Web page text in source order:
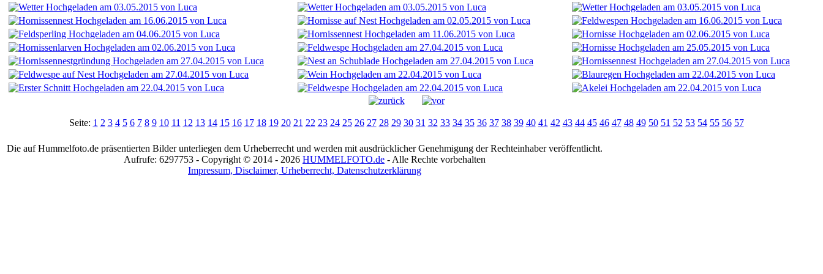
Seite: 1 2 3 4 5 6 7 8 9 10 11 12 13 14 15 16 17 18 19 20 21 22 23 24 25 26 27 28 29 30 31 32 33 34 35 36 37 38 39 40 41 42 43 44 45 46 47 48 49 50 51 52 53 54 55 56 57
Die auf Hummelfoto.de präsentierten Bilder unterliegen dem Urheberrecht und werden mit ausdrücklicher Genehmigung der Rechteinhaber veröffentlicht.
Aufrufe: 6297753 - Copyright © 2014 - 2026 HUMMELFOTO.de - Alle Rechte vorbehalten
Impressum, Disclaimer, Urheberrecht, Datenschutzerklärung